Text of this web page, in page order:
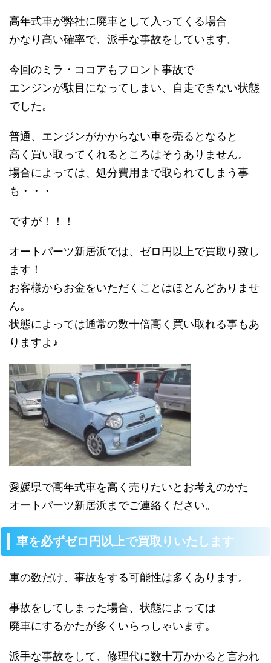
高年式車が弊社に廃車として入ってくる場合
かなり高い確率で、派手な事故をしています。
今回のミラ・ココアもフロント事故で
エンジンが駄目になってしまい、自走できない状態
でした。
普通、エンジンがかからない車を売るとなると
高く買い取ってくれるところはそうありません。
場合によっては、処分費用まで取られてしまう事
も・・・
ですが！！！
オートパーツ新居浜では、ゼロ円以上で買取り致し
ます！
お客様からお金をいただくことはほとんどありませ
ん。
状態によっては通常の数十倍高く買い取れる事もあ
りますよ♪
愛媛県で高年式車を高く売りたいとお考えのかた
オートパーツ新居浜までご連絡ください。
車を必ずゼロ円以上で買取りいたします
車の数だけ、事故をする可能性は多くあります。
事故をしてしまった場合、状態によっては
廃車にするかたが多くいらっしゃいます。
派手な事故をして、修理代に数十万かかると言われ